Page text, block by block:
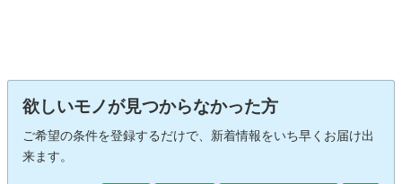
欲しいモノが見つからなかった方
ご希望の条件を登録するだけで、新着情報をいち早くお届け出
来ます。